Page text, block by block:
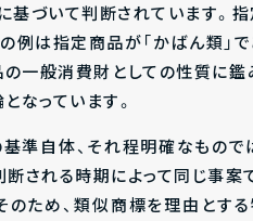
基づいて判断されています。
例は指定商品が「かばん類」
一般消費財としての性質に鑑
なっています。
基準自体、それ程明確なもの
断される時期によって同じ事
のため、類似商標を理由とす